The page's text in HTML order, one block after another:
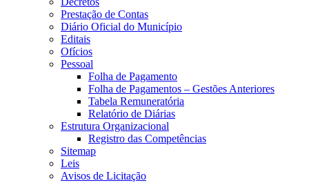
Prestação de Contas
Diário Oficial do Município
Editais
Ofícios
Pessoal
Folha de Pagamento
Folha de Pagamentos – Gestões Anteriores
Tabela Remuneratória
Relatório de Diárias
Estrutura Organizacional
Registro das Competências
Sitemap
Leis
Avisos de Licitação